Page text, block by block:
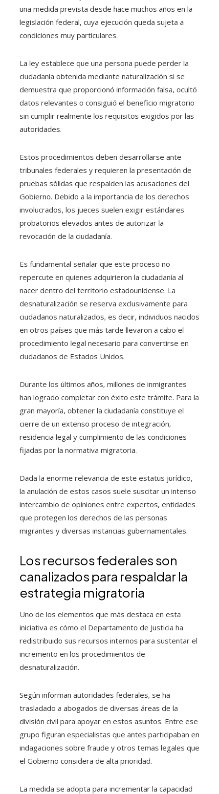
una medida prevista desde hace muchos años en la
legislación federal, cuya ejecución queda sujeta a
condiciones muy particulares.
La ley establece que una persona puede perder la
ciudadanía obtenida mediante naturalización si se
demuestra que proporcionó información falsa, ocultó
datos relevantes o consiguió el beneficio migratorio
sin cumplir realmente los requisitos exigidos por las
autoridades.
Estos procedimientos deben desarrollarse ante
tribunales federales y requieren la presentación de
pruebas sólidas que respalden las acusaciones del
Gobierno. Debido a la importancia de los derechos
involucrados, los jueces suelen exigir estándares
probatorios elevados antes de autorizar la
revocación de la ciudadanía.
Es fundamental señalar que este proceso no
repercute en quienes adquirieron la ciudadanía al
nacer dentro del territorio estadounidense. La
desnaturalización se reserva exclusivamente para
ciudadanos naturalizados, es decir, individuos nacidos
en otros países que más tarde llevaron a cabo el
procedimiento legal necesario para convertirse en
ciudadanos de Estados Unidos.
Durante los últimos años, millones de inmigrantes
han logrado completar con éxito este trámite. Para la
gran mayoría, obtener la ciudadanía constituye el
cierre de un extenso proceso de integración,
residencia legal y cumplimiento de las condiciones
fijadas por la normativa migratoria.
Dada la enorme relevancia de este estatus jurídico,
la anulación de estos casos suele suscitar un intenso
intercambio de opiniones entre expertos, entidades
que protegen los derechos de las personas
migrantes y diversas instancias gubernamentales.
Los recursos federales son
canalizados para respaldar la
estrategia migratoria
Uno de los elementos que más destaca en esta
iniciativa es cómo el Departamento de Justicia ha
redistribuido sus recursos internos para sustentar el
incremento en los procedimientos de
desnaturalización.
Según informan autoridades federales, se ha
trasladado a abogados de diversas áreas de la
división civil para apoyar en estos asuntos. Entre ese
grupo figuran especialistas que antes participaban en
indagaciones sobre fraude y otros temas legales que
el Gobierno considera de alta prioridad.
La medida se adopta para incrementar la capacidad